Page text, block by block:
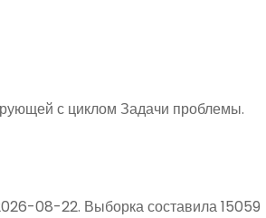
с циклом Задачи проблемы.
08-22. Выборка составила 15059